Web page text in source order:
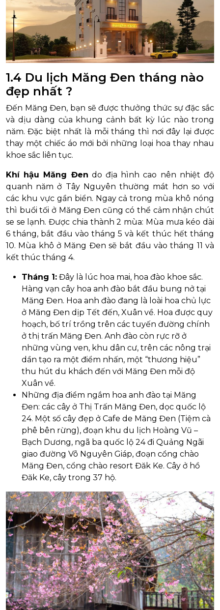
1.4 Du lịch Măng Đen tháng nào
đẹp nhất ?
Đến Măng Đen, bạn sẽ được thưởng thức sự đặc sắc
và dịu dàng của khung cảnh bất kỳ lúc nào trong
năm. Đặc biệt nhất là mỗi tháng thì nơi đây lại được
thay một chiếc áo mới bởi những loại hoa thay nhau
khoe sắc liên tục.
Khí hậu Măng Đen do địa hình cao nên nhiệt độ
quanh năm ở Tây Nguyên thường mát hơn so với
các khu vực gần biển. Ngay cả trong mùa khô nóng
thì buổi tối ở Măng Đen cũng có thể cảm nhận chút
se se lạnh. Được chia thành 2 mùa: Mùa mưa kéo dài
6 tháng, bắt đầu vào tháng 5 và kết thúc hết tháng
10. Mùa khô ở Măng Đen sẽ bắt đầu vào tháng 11 và
kết thúc tháng 4.
Tháng 1: Đây là lúc hoa mai, hoa đào khoe sắc.
Hàng vạn cây hoa anh đào bắt đầu bung nở tại
Măng Đen. Hoa anh đào đang là loài hoa chủ lực
ở Măng Đen dịp Tết đến, Xuân về. Hoa được quy
hoạch, bố trí trồng trên các tuyến đường chính
ở thị trấn Măng Đen. Anh đào còn rực rỡ ở
những vùng ven, khu dân cư, trên các nông trại
dần tạo ra một điểm nhấn, một “thương hiệu”
thu hút du khách đến với Măng Đen mỗi độ
Xuân về.
Những địa điểm ngắm hoa anh đào tại Măng
Đen: các cây ở Thị Trấn Măng Đen, dọc quốc lộ
24. Một số cây đẹp ở Cafe de Măng Đen (Tiệm cà
phê bên rừng), đoạn khu du lịch Hoàng Vũ –
Bạch Dương, ngã ba quốc lộ 24 đi Quảng Ngãi
giao đường Võ Nguyên Giáp, đoạn cổng chào
Măng Đen, cổng chào resort Đăk Ke. Cây ở hồ
Đăk Ke, cây trong 37 hộ.